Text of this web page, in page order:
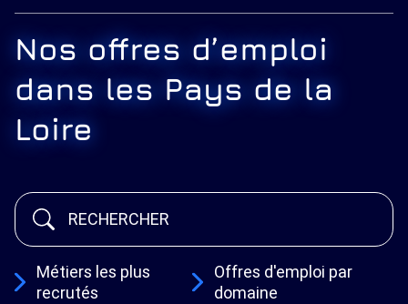
Nos offres d’emploi
dans les Pays de la
Loire
Métiers les plus
recrutés
Offres d'emploi par
domaine